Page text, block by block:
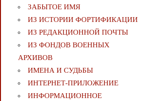
ЗАБЫТОЕ ИМЯ
ИЗ ИСТОРИИ ФОРТИФИКАЦИИ
ИЗ РЕДАКЦИОННОЙ ПОЧТЫ
ИЗ ФОНДОВ ВОЕННЫХ
АРХИВОВ
ИМЕНА И СУДЬБЫ
ИНТЕРНЕТ-ПРИЛОЖЕНИЕ
ИНФОРМАЦИОННОЕ